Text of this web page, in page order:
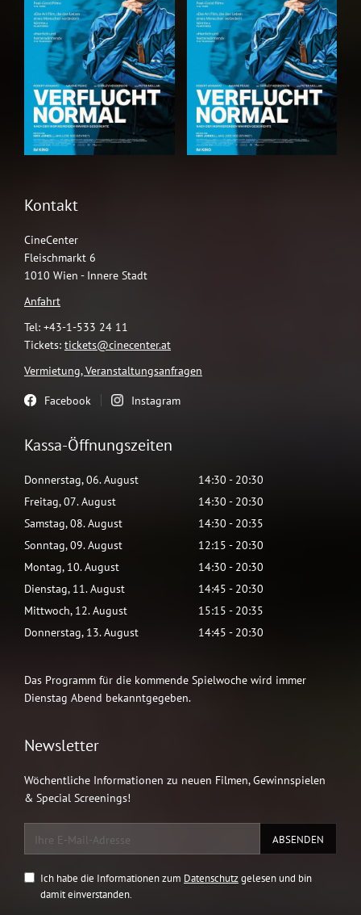
Kontakt
CineCenter
Fleischmarkt 6
1010 Wien - Innere Stadt
Anfahrt
Tel: +43-1-533 24 11
Tickets: tickets@cinecenter.at
Vermietung, Veranstaltungsanfragen
Facebook Instagram
Kassa-Öffnungszeiten
Donnerstag,06.August 14:30 - 20:30
Freitag,07.August 14:30 - 20:30
Samstag,08.August 14:30 - 20:35
Sonntag,09.August 12:15 - 20:30
Montag, 10.August 14:30 - 20:30
Dienstag, 11.August 14:45 - 20:30
Mittwoch, 12.August 15:15 - 20:35
Donnerstag, 13.August 14:45 - 20:30
Das Programm für die kommende Spielwoche wird immer
Dienstag Abend bekanntgegeben.
Newsletter
Wöchentliche Informationen zu neuen Filmen, Gewinnspielen
& Special Screenings!
Ich habe die Informationen zum Datenschutzgelesen und bin
damit einverstanden.